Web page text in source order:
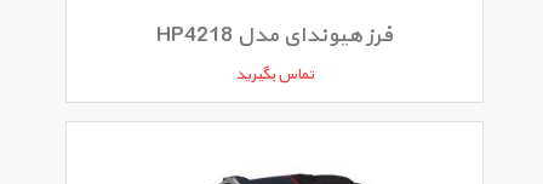
فرز هیوندای مدل HP4218
تماس بگیرید